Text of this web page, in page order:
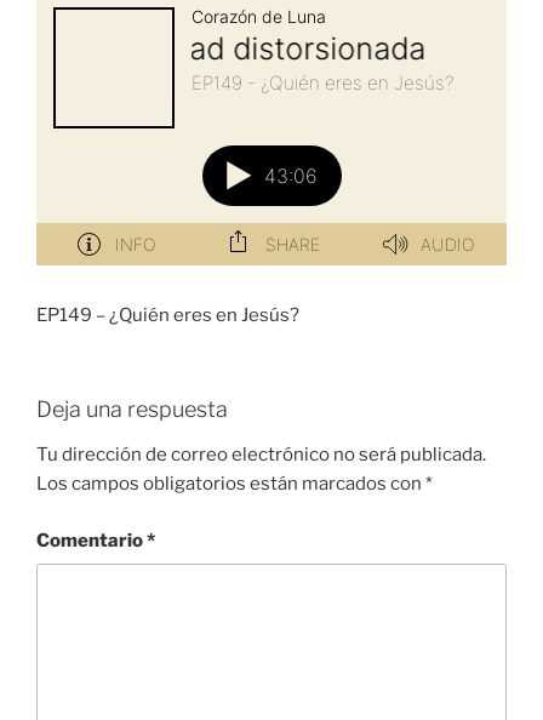
EP149 – ¿Quién eres en Jesús?
Deja una respuesta
Tu dirección de correo electrónico no será publicada.
Los campos obligatorios están marcados con *
Comentario*